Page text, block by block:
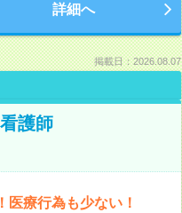
詳細へ
掲載日：2026.08.07
護師
医療行為も少ない！